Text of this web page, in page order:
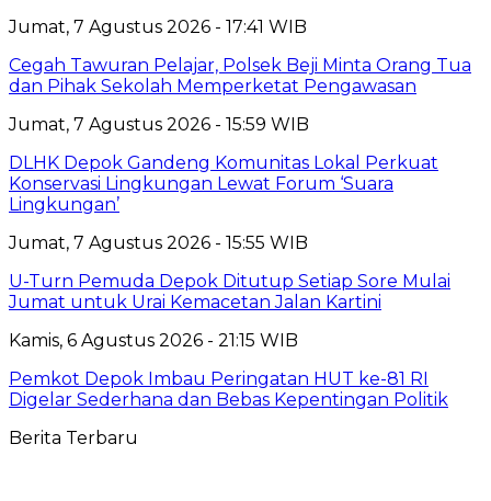
Jumat, 7 Agustus 2026 - 17:41 WIB
Cegah Tawuran Pelajar, Polsek Beji Minta Orang Tua
dan Pihak Sekolah Memperketat Pengawasan
Jumat, 7 Agustus 2026 - 15:59 WIB
DLHK Depok Gandeng Komunitas Lokal Perkuat
Konservasi Lingkungan Lewat Forum ‘Suara
Lingkungan’
Jumat, 7 Agustus 2026 - 15:55 WIB
U-Turn Pemuda Depok Ditutup Setiap Sore Mulai
Jumat untuk Urai Kemacetan Jalan Kartini
Kamis, 6 Agustus 2026 - 21:15 WIB
Pemkot Depok Imbau Peringatan HUT ke-81 RI
Digelar Sederhana dan Bebas Kepentingan Politik
Berita Terbaru